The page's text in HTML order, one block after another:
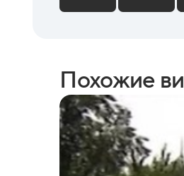
Похожие